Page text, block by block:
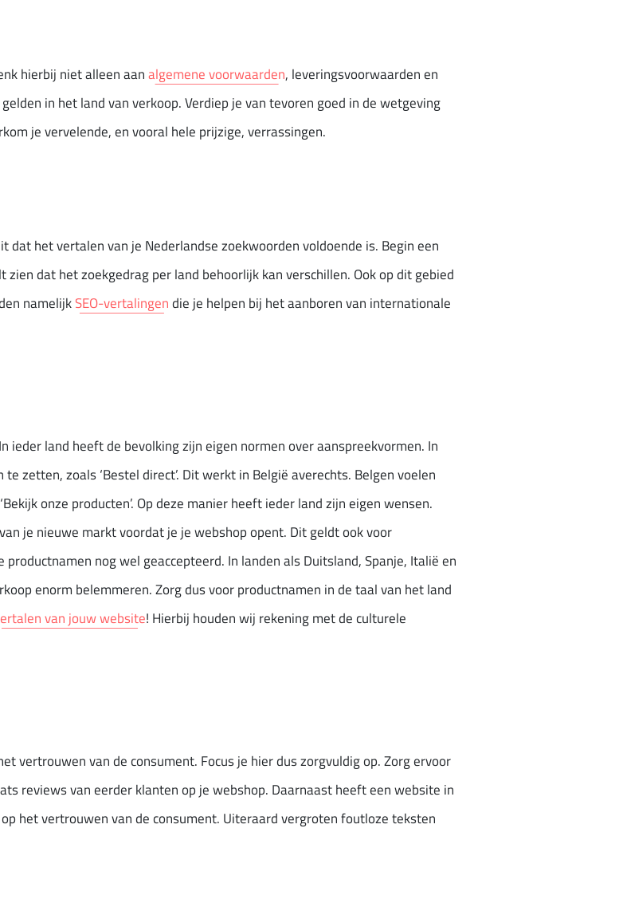
hierbij niet alleen aanalgemene voorwaarden, leveringsvoorwaarden en
in het land van verkoop. Verdiep je van tevoren goed in de wetgeving
je vervelende, en vooral hele prijzige, verrassingen.
dat het vertalen van je Nederlandse zoekwoorden voldoende is. Begin een
dat het zoekgedrag per land behoorlijk kan verschillen. Ook op dit gebied
namelijkSEO-vertalingendie je helpen bij het aanboren van internationale
ieder land heeft de bevolking zijn eigen normen over aanspreekvormen. In
te zetten, zoals ‘Bestel direct’. Dit werkt in België averechts. Belgen voelen
onze producten’. Op deze manier heeft ieder land zijn eigen wensen.
je nieuwe markt voordat je je webshop opent. Dit geldt ook voor
nog wel geaccepteerd. In landen als Duitsland, Spanje, Italië en
enorm belemmeren. Zorg dus voor productnamen in de taal van het land
van jouw website! Hierbij houden wij rekening met de culturele
vertrouwen van de consument. Focus je hier dus zorgvuldig op. Zorg ervoor
reviews van eerder klanten op je webshop. Daarnaast heeft een website in
het vertrouwen van de consument. Uiteraard vergroten foutloze teksten